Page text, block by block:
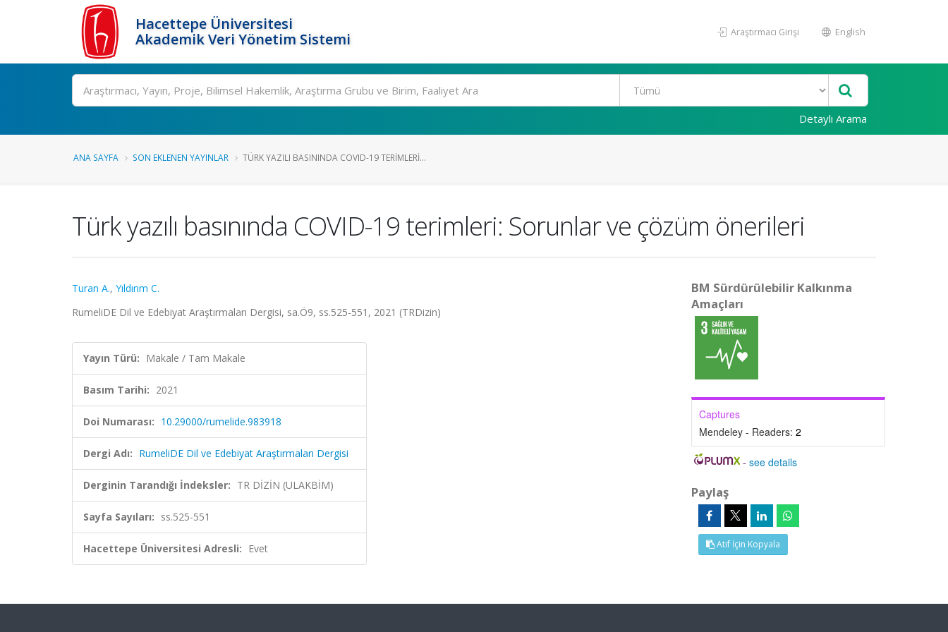
Hacettepe Üniversitesi
Akademik Veri Yönetim Sistemi
Araştırmacı Girişi English
Ara
Detaylı Arama
ANA SAYFA SON EKLENEN YAYINLAR TÜRK YAZILI BASININDA COVID-19 TERIMLERI...
Türk yazılı basınında COVID-19 terimleri: Sorunlar ve çözüm önerileri
Turan A., Yıldırım C.
RumeliDE Dil ve Edebiyat Araştırmaları Dergisi, sa.Ö9, ss.525-551, 2021 (TRDizin)
Yayın Türü: Makale / Tam Makale
Basım Tarihi: 2021
Doi Numarası: 10.29000/rumelide.983918
Dergi Adı: RumeliDE Dil ve Edebiyat Araştırmaları Dergisi
Derginin Tarandığı İndeksler: TR DİZİN (ULAKBİM)
Sayfa Sayıları: ss.525-551
Hacettepe Üniversitesi Adresli: Evet
BM Sürdürülebilir Kalkınma
Amaçları
Captures
Mendeley - Readers: 2
-see details
Paylaş
Atıf İçin Kopyala